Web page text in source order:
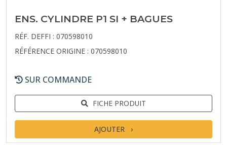
ENS. CYLINDRE P1 SI + BAGUES
RÉF. DEFFI : 070598010
RÉFÉRENCE ORIGINE : 070598010
SUR COMMANDE
FICHE PRODUIT
AJOUTER